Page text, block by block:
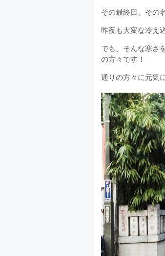
その最終日、その
昨夜も大変な冷え
でも、そんな寒さ
の方々です！
通りの方々に元気